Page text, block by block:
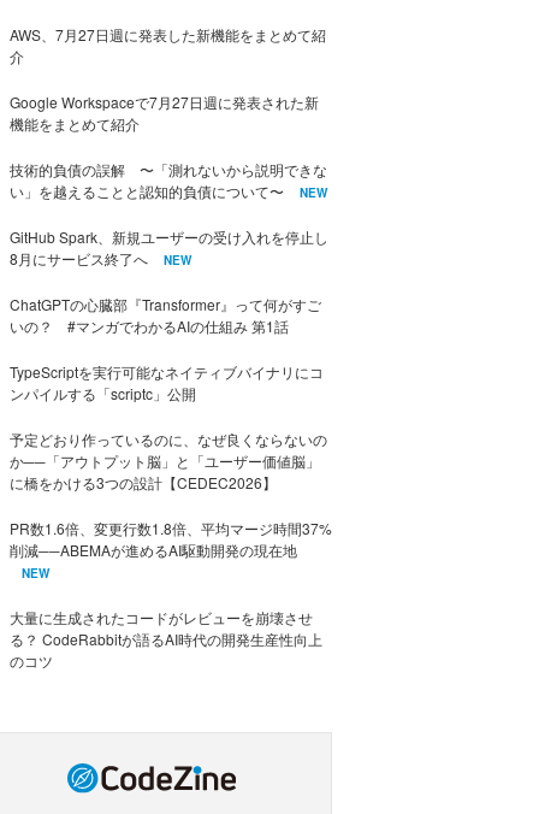
AWS、7月27日週に発表した新機能をまとめて紹
介
Google Workspaceで7月27日週に発表された新
機能をまとめて紹介
技術的負債の誤解 〜「測れないから説明できな
い」を越えることと認知的負債について〜
NEW
GitHub Spark、新規ユーザーの受け入れを停止し
8月にサービス終了へ
NEW
ChatGPTの心臓部『Transformer』って何がすご
いの？ #マンガでわかるAIの仕組み 第1話
TypeScriptを実行可能なネイティブバイナリにコ
ンパイルする「scriptc」公開
予定どおり作っているのに、なぜ良くならないの
か──「アウトプット脳」と「ユーザー価値脳」
に橋をかける3つの設計【CEDEC2026】
PR数1.6倍、変更行数1.8倍、平均マージ時間37%
削減──ABEMAが進めるAI駆動開発の現在地
NEW
大量に生成されたコードがレビューを崩壊させ
る？ CodeRabbitが語るAI時代の開発生産性向上
のコツ